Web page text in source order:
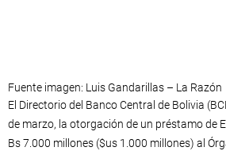
Fuente imagen: Luis Gandarillas – La Razón
El Directorio del Banco Central de Bolivia
de marzo, la otorgación de un préstamo de
Bs 7.000 millones ($us 1.000 millones) al